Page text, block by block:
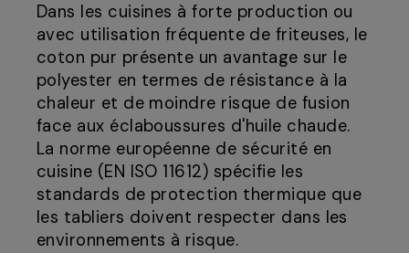
Dans les cuisines à forte production ou
avec utilisation fréquente de friteuses, le
coton pur présente un avantage sur le
polyester en termes de résistance à la
chaleur et de moindre risque de fusion
face aux éclaboussures d'huile chaude.
La norme européenne de sécurité en
cuisine (EN ISO 11612) spécifie les
standards de protection thermique que
les tabliers doivent respecter dans les
environnements à risque.